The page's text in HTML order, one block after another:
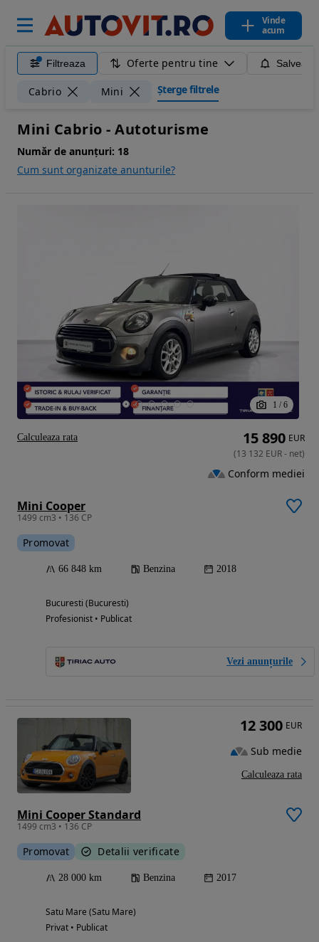
Vinde
acum
Filtreaza Oferte pentru tine
Cabrio Mini Șterge filtrele
Mini Cabrio - Autoturisme
Număr de anunțuri: 18
Cum sunt organizate anunturile?
1 / 6
Mini Cooper
1499 cm3 • 136 CP
Promovat
66 848 km Benzina 2018
Bucuresti (Bucuresti)
Profesionist • Publicat
Vezi anunțurile
15 890 EUR
(13 132 EUR- net)
Conform mediei
Calculeaza rata
Mini Cooper Standard
1499 cm3 • 136 CP
Promovat Detalii verificate
28 000 km Benzina 2017
Satu Mare (Satu Mare)
Privat • Publicat
12 300 EUR
Sub medie
Calculeaza rata